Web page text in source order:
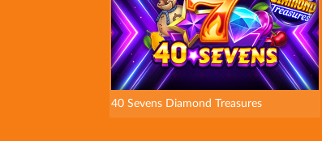
40 Sevens Diamond Treasures